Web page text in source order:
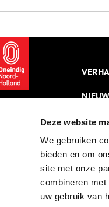
Deze website
We gebruiken
bieden en om
site met onze
combineren
uw gebruik van
hoogtepunten uit de eigen
zelf op onderzoek uit te gaan in
het archief. De begeleidende
tentoonstelling geeft context
en verdieping.
VIDEO’S